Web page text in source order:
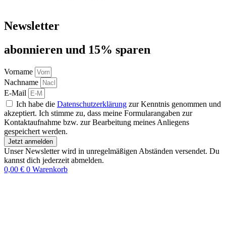
Newsletter
abon­nie­ren und 15% sparen
Vorname
Nachname
E-Mail
Ich habe die Datenschutzerklärung zur Kenntnis genommen und
akzeptiert. Ich stimme zu, dass meine Formularangaben zur
Kontaktaufnahme bzw. zur Bearbeitung meines Anliegens
gespeichert werden.
Jetzt anmelden
Unser Newsletter wird in unregelmäßigen Abständen versendet. Du
kannst dich jederzeit abmelden.
0,00 € 0 Warenkorb